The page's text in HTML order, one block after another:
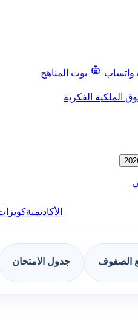
واتساب
بوت المناهج
الملكية الفكرية
الأكاديمية
الصفوف جدول الامتحان